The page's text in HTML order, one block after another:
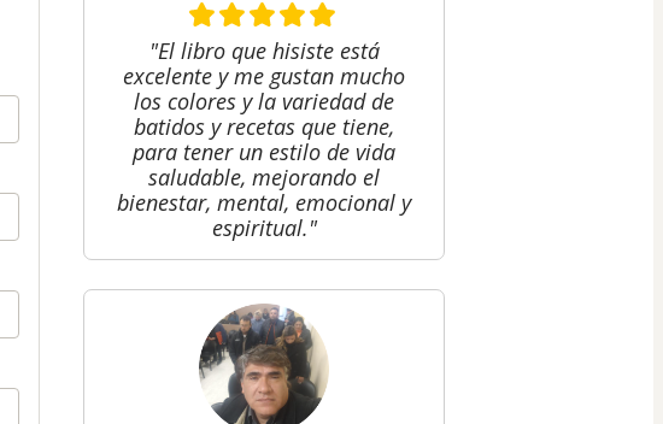
"El libro que hisiste está
excelente y me gustan mucho
los colores y la variedad de
batidos y recetas que tiene,
para tener un estilo de vida
saludable, mejorando el
bienestar, mental, emocional y
espiritual."